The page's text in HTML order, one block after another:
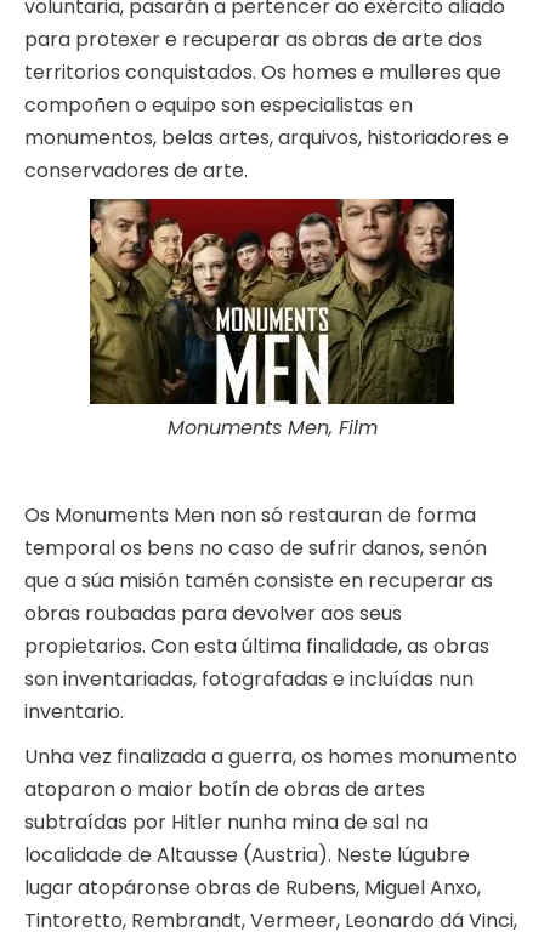
voluntaria, pasarán a pertencer ao exército aliado
para protexer e recuperar as obras de arte dos
territorios conquistados. Os homes e mulleres que
compoñen o equipo son especialistas en
monumentos, belas artes, arquivos, historiadores e
conservadores de arte.
Monuments Men, Film
Os Monuments Men non só restauran de forma
temporal os bens no caso de sufrir danos, senón
que a súa misión tamén consiste en recuperar as
obras roubadas para devolver aos seus
propietarios. Con esta última finalidade, as obras
son inventariadas, fotografadas e incluídas nun
inventario.
Unha vez finalizada a guerra, os homes monumento
atoparon o maior botín de obras de artes
subtraídas por Hitler nunha mina de sal na
localidade de Altausse (Austria). Neste lúgubre
lugar atopáronse obras de Rubens, Miguel Anxo,
Tintoretto, Rembrandt, Vermeer, Leonardo dá Vinci,